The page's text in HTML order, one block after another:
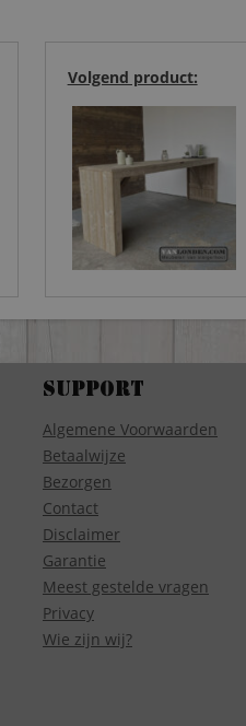
Volgend product:
Support
Algemene Voorwaarden
Betaalwijze
Bezorgen
Contact
Disclaimer
Garantie
Meest gestelde vragen
Privacy
Wie zijn wij?